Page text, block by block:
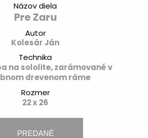
Názov diela
Pre Zaru
Autor
Kolesár Ján
Technika
na sololite, zarámované v
drevenom ráme
Rozmer
22 x 26
PREDANÉ